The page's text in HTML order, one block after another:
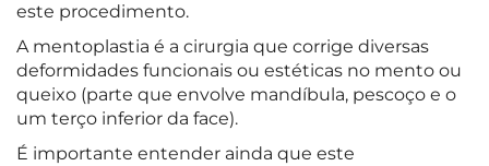
este procedimento.
A mentoplastia é a cirurgia que corrige diversas
deformidades funcionais ou estéticas no mento ou
queixo (parte que envolve mandíbula, pescoço e o
um terço inferior da face).
É importante entender ainda que este